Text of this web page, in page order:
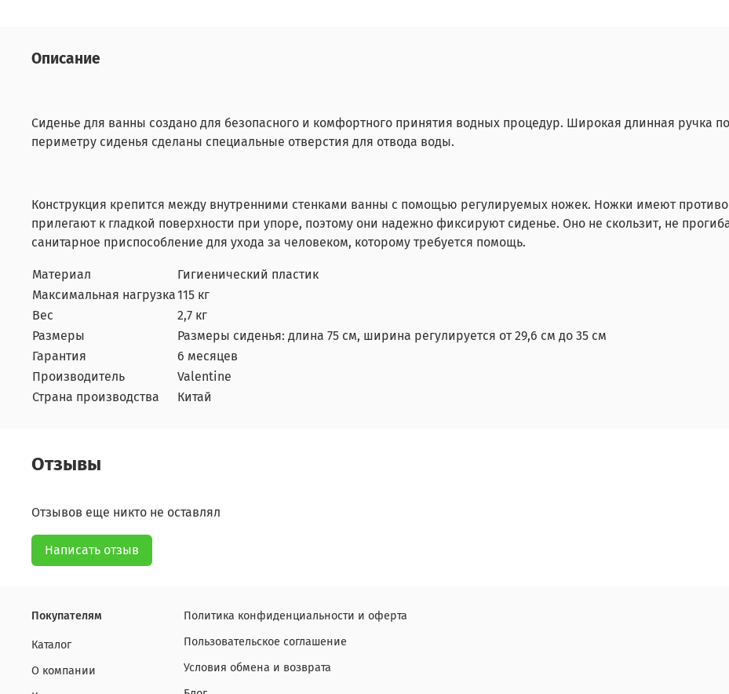
Описание
Сиденье для ванны создано для безопасного и комфортного принятия водных процедур. Широкая длинная ручка
периметру сиденья сделаны специальные отверстия для отвода воды.
Конструкция крепится между внутренними стенками ванны с помощью регулируемых ножек. Ножки имеют
прилегают к гладкой поверхности при упоре, поэтому они надежно фиксируют сиденье. Оно не скользит, не
санитарное приспособление для ухода за человеком, которому требуется помощь.
Материал
Гигиенический пластик
Максимальная нагрузка115 кг
Вес
2,7 кг
Размеры
Размеры сиденья: длина 75 см, ширина регулируется от 29,6 см до 35 см
Гарантия
6 месяцев
Производитель
Valentine
Страна производства
Китай
Отзывы
Отзывов еще никто не оставлял
Написать отзыв
Покупателям
Каталог
О компании
Политика конфиденциальности и оферта
Пользовательское соглашение
Условия обмена и возврата